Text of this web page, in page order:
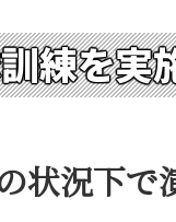
練を実
状況下で